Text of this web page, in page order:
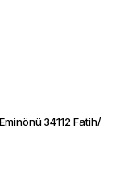
34112 Fatih/